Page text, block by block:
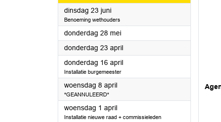
dinsdag 23 juni2026
Benoeming wethouders
donderdag 28 mei2026
donderdag 23 april2026
donderdag 16 april2026
Installatie burgemeester
woensdag 8 april2026
*GEANNULEERD*
woensdag 1 april2026
Installatie nieuwe raad + commissieleden